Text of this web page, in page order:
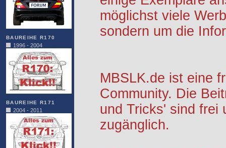
BAUREIHE R170
1996 - 2004
BAUREIHE R171
2004 - 2011
möglichst viele
sondern um die
MBSLK.de ist eine
Community. Die
und Tricks' sind frei
zugänglich.